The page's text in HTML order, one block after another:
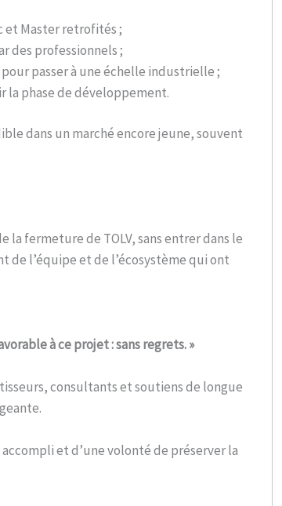
et Master retrofités ;
des professionnels ;
passer à une échelle industrielle ;
la phase de développement.
dans un marché encore jeune, souvent
la fermeture de TOLV, sans entrer dans le
l’équipe et de l’écosystème qui ont
à ce projet : sans regrets. »
consultants et soutiens de longue
et d’une volonté de préserver la